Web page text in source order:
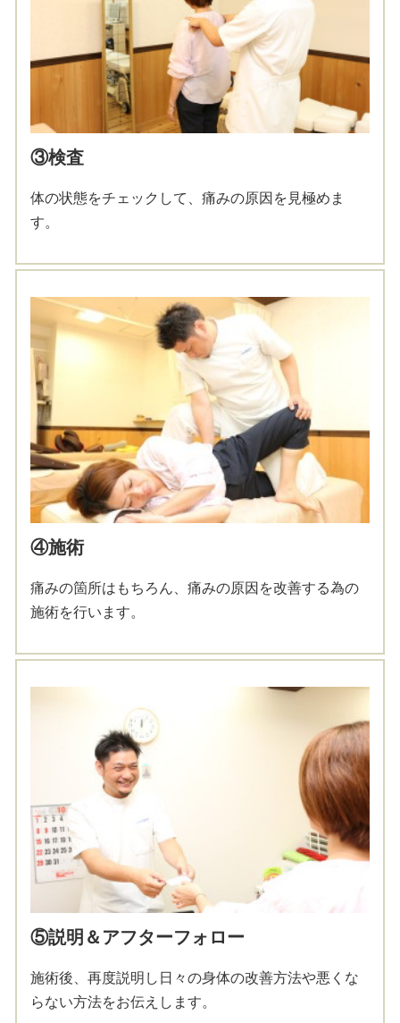
③検査
体の状態をチェックして、痛みの原因を見極めま
す。
④施術
痛みの箇所はもちろん、痛みの原因を改善する為の
施術を行います。
⑤説明＆アフターフォロー
施術後、再度説明し日々の身体の改善方法や悪くな
らない方法をお伝えします。